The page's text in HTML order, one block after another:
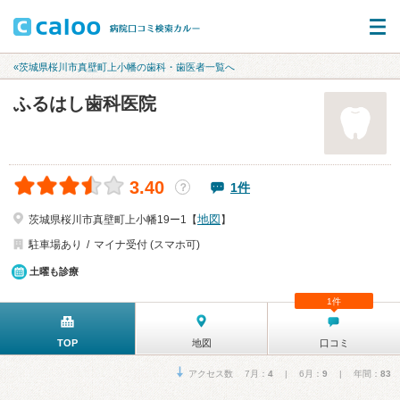
«茨城県桜川市真壁町上小幡の歯科・歯医者一覧へ
ふるはし歯科医院
3.40 ？ 1件
茨城県桜川市真壁町上小幡19ー1【地図 】
駐車場あり
マイナ受付 (スマホ可)
土曜も診療
TOP 地図 口コミ
1件
アクセス数 7月： 4 | 6月： 9 | 年間： 83